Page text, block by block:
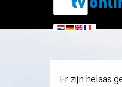
Er zijn helaas